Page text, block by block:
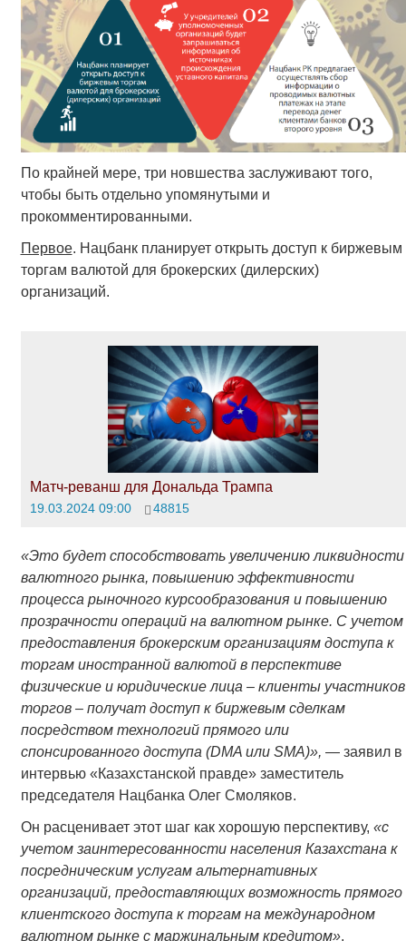
По крайней мере, три новшества заслуживают того,
чтобы быть отдельно упомянутыми и
прокомментированными.
Первое. Нацбанк планирует открыть доступ к биржевым
торгам валютой для брокерских (дилерских)
организаций.
Матч-реванш для Дональда Трампа
19.03.2024 09:00 48815
«Это будет способствовать увеличению ликвидности
валютного рынка, повышению эффективности
процесса рыночного курсообразования и повышению
прозрачности операций на валютном рынке. С учетом
предоставления брокерским организациям доступа к
торгам иностранной валютой в перспективе
физические и юридические лица – клиенты участников
торгов – получат доступ к биржевым сделкам
посредством технологий прямого или
спонсированного доступа (DMA или SMA)», — заявил в
интервью «Казахстанской правде» заместитель
председателя Нацбанка Олег Смоляков.
Он расценивает этот шаг как хорошую перспективу, «с
учетом заинтересованности населения Казахстана к
посредническим услугам альтернативных
организаций, предоставляющих возможность прямого
клиентского доступа к торгам на международном
валютном рынке с маржинальным кредитом».